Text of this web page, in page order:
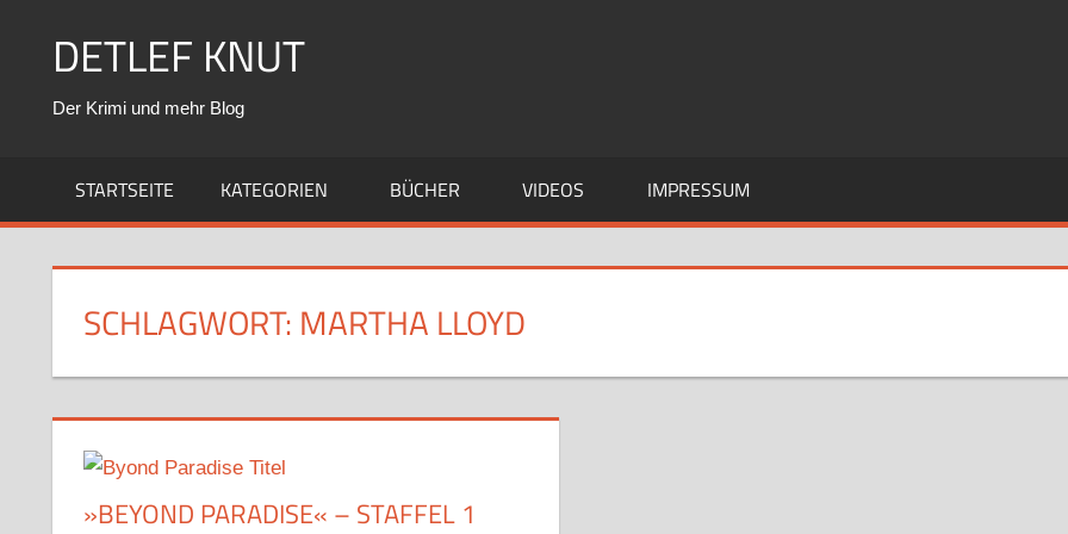
DETLEF KNUT
Der Krimi und mehr Blog
STARTSEITE KATEGORIEN BÜCHER VIDEOS IMPRESSUM
SCHLAGWORT: MARTHA LLOYD
»BEYOND PARADISE« – STAFFEL 1